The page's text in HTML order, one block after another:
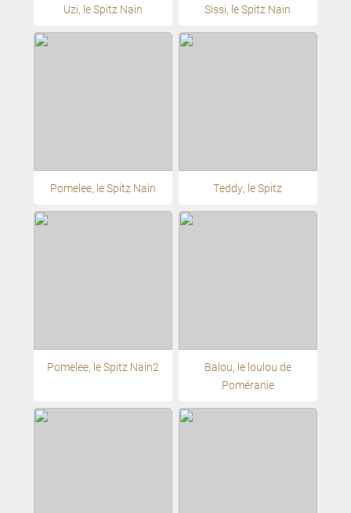
Uzi, le Spitz Nain Sissi, le Spitz Nain
Pomelee, le Spitz Nain Teddy, le Spitz
Pomelee, le Spitz Nain2
Balou, le loulou de
Poméranie